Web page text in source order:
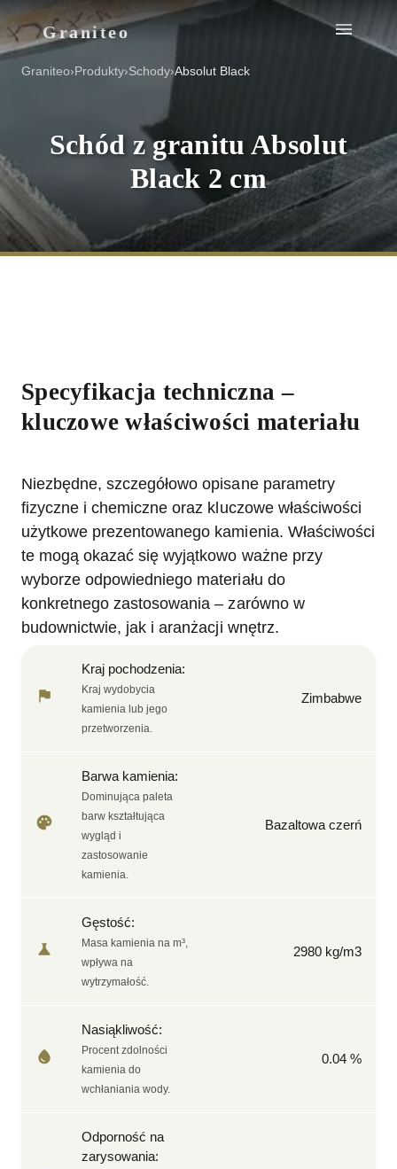
Graniteo
Graniteo›Produkty›Schody›Absolut Black
Schód z granitu Absolut
Black 2 cm
Specyfikacja techniczna –
kluczowe właściwości materiału
Niezbędne, szczegółowo opisane parametry
fizyczne i chemiczne oraz kluczowe właściwości
użytkowe prezentowanego kamienia. Właściwości
te mogą okazać się wyjątkowo ważne przy
wyborze odpowiedniego materiału do
konkretnego zastosowania – zarówno w
budownictwie, jak i aranżacji wnętrz.
Kraj pochodzenia:
Kraj wydobycia
kamienia lub jego
przetworzenia.
Zimbabwe
Barwa kamienia:
Dominująca paleta
barw kształtująca
wygląd i
zastosowanie
kamienia.
Bazaltowa czerń
Gęstość:
Masa kamienia na m³,
wpływa na
wytrzymałość.
2980 kg/m3
Nasiąkliwość:
Procent zdolności
kamienia do
wchłaniania wody.
0.04 %
Odporność na
zarysowania: